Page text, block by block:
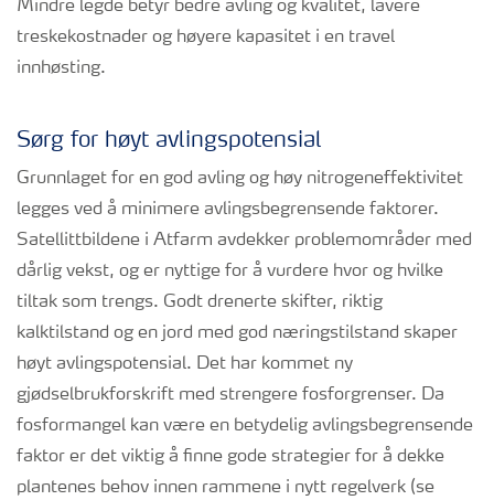
Mindre legde betyr bedre avling og kvalitet, lavere
treskekostnader og høyere kapasitet i en travel
innhøsting.
Sørg for høyt avlingspotensial
Grunnlaget for en god avling og høy nitrogeneffektivitet
legges ved å minimere avlingsbegrensende faktorer.
Satellittbildene i Atfarm avdekker problemområder med
dårlig vekst, og er nyttige for å vurdere hvor og hvilke
tiltak som trengs. Godt drenerte skifter, riktig
kalktilstand og en jord med god næringstilstand skaper
høyt avlingspotensial. Det har kommet ny
gjødselbrukforskrift med strengere fosforgrenser. Da
fosformangel kan være en betydelig avlingsbegrensende
faktor er det viktig å finne gode strategier for å dekke
plantenes behov innen rammene i nytt regelverk (se